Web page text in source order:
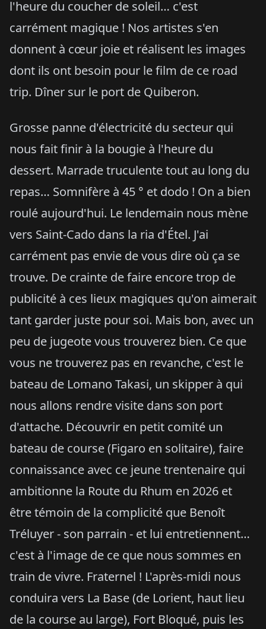
l'heure du coucher de soleil… c'est
carrément magique ! Nos artistes s'en
donnent à cœur joie et réalisent les images
dont ils ont besoin pour le film de ce road
trip. Dîner sur le port de Quiberon.
Grosse panne d'électricité du secteur qui
nous fait finir à la bougie à l'heure du
dessert. Marrade truculente tout au long du
repas… Somnifère à 45 ° et dodo ! On a bien
roulé aujourd'hui. Le lendemain nous mène
vers Saint-Cado dans la ria d'Étel. J'ai
carrément pas envie de vous dire où ça se
trouve. De crainte de faire encore trop de
publicité à ces lieux magiques qu'on aimerait
tant garder juste pour soi. Mais bon, avec un
peu de jugeote vous trouverez bien. Ce que
vous ne trouverez pas en revanche, c'est le
bateau de Lomano Takasi, un skipper à qui
nous allons rendre visite dans son port
d'attache. Découvrir en petit comité un
bateau de course (Figaro en solitaire), faire
connaissance avec ce jeune trentenaire qui
ambitionne la Route du Rhum en 2026 et
être témoin de la complicité que Benoît
Tréluyer - son parrain - et lui entretiennent…
c'est à l'image de ce que nous sommes en
train de vivre. Fraternel ! L'après-midi nous
conduira vers La Base (de Lorient, haut lieu
de la course au large), Fort Bloqué, puis les